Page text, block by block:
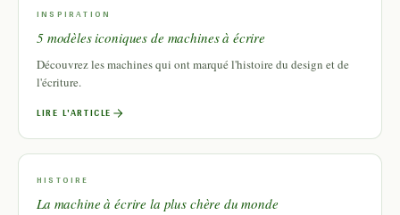
INSPIRATION
5 modèles iconiques de machines à écrire
Découvrez les machines qui ont marqué l'histoire du design et de
l'écriture.
LIRE L'ARTICLE
HISTOIRE
La machine à écrire la plus chère du monde